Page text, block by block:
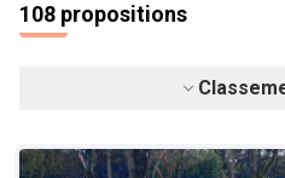
108 propositions